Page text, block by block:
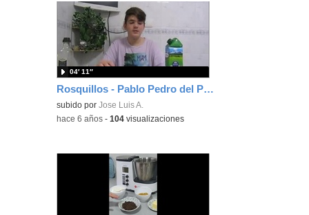
Rosquillos - Pablo Pedro del Pozo
subido porJose Luis A.
04′ 11″
-hace 6 años -104 visualizaciones